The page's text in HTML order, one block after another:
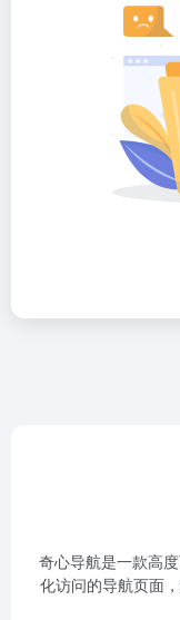
奇心导航是一款高
化访问的导航页面